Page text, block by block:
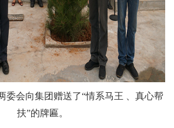
委会向集团赠送了“情系马王 、真心帮
扶”的牌匾。